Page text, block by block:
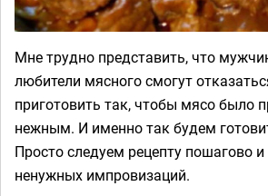
Мне трудно представить, что
любители мясного смогут
приготовить так, чтобы мясо было
нежным. И именно так будем
Просто следуем рецепту пошагово
ненужных импровизаций.